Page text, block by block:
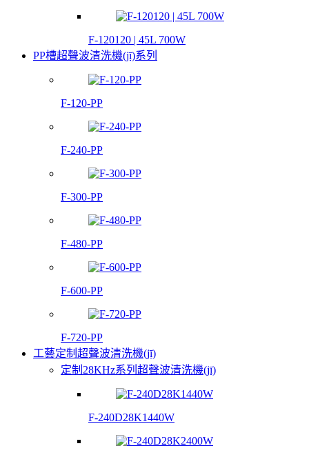
F-120120 | 45L 700W
PP槽超聲波清洗機(jī)系列
F-120-PP
F-240-PP
F-300-PP
F-480-PP
F-600-PP
F-720-PP
工藝定制超聲波清洗機(jī)
定制28KHz系列超聲波清洗機(jī)
F-240D28K1440W